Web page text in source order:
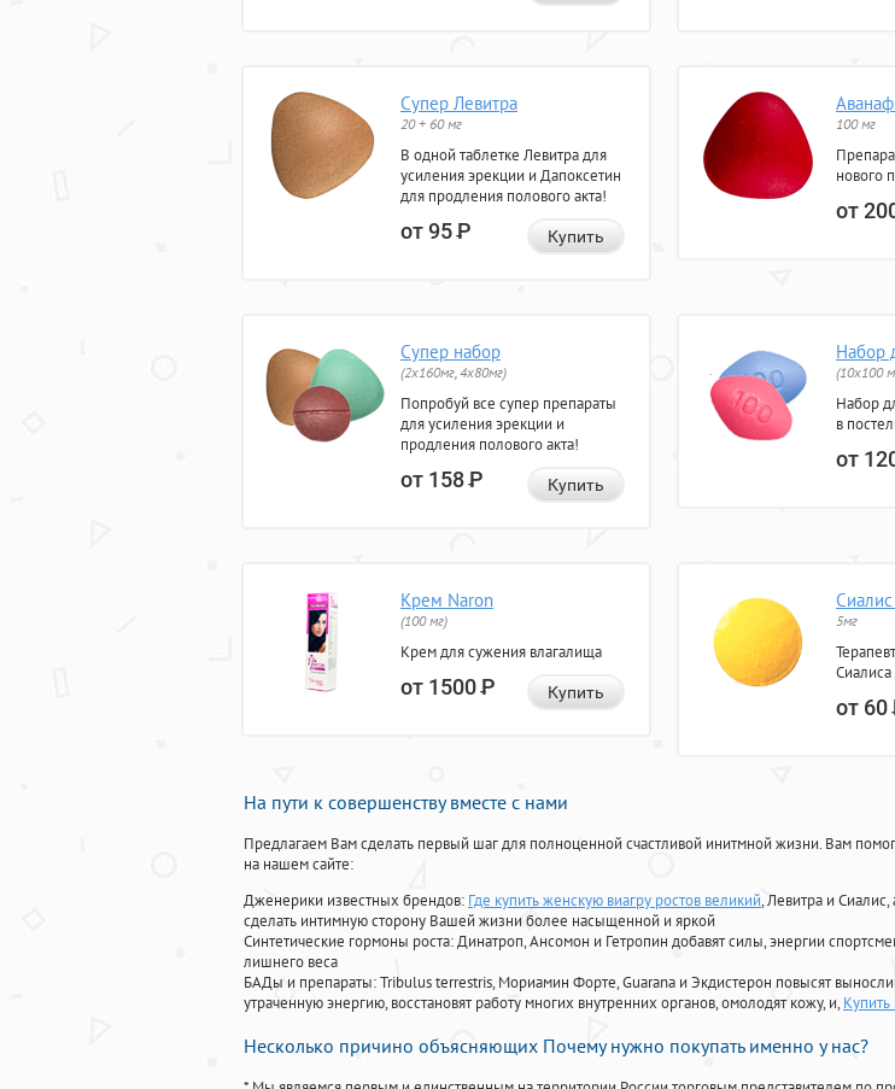
Супер Левитра
20 + 60 мг
В одной таблетке Левитра для
усиления эрекции и Дапоксетин
для продления полового акта!
от 95Р Купить
100 мг
нового
от
Супер набор
(2х160мг, 4х80мг)
Попробуй все супер препараты
для усиления эрекции и
продления полового акта!
от 158Р Купить
Набор
(10х100
Набор
в
от
Крем Naron
(100 мг)
Крем для сужения влагалища
от 1500Р Купить
5мг
от 60
На пути к совершенству вместе с нами
Предлагаем Вам сделать первый шаг для полноценной счастливой инитмной жизни. Вам
на нашем сайте:
Дженерики известных брендов: Где купить женскую виагру ростов великий, Левитра и
сделать интимную сторону Вашей жизни более насыщенной и яркой
Синтетические гормоны роста: Динатроп, Ансомон и Гетропин добавят силы, энергии
лишнего веса
БАДы и препараты:Tribulus terrestris, Мориамин Форте, Guarana и Экдистерон повысят
утраченную энергию, восстановят работу многих внутренних органов, омолодят кожу, и,
Несколько причино объясняющих Почему нужно покупать именно у нас?